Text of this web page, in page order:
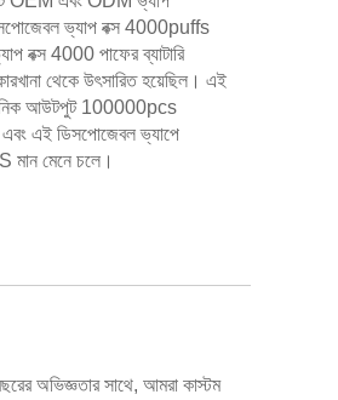
ভ্যাপ বক্স 4000puffs
বক্স 4000 পাফের ব্যাটারি
থেকে উৎসারিত হয়েছিল। এই
আউটপুট 100000pcs
এবং এই ডিসপোজেবল ভ্যাপে
মেনে চলে।
অভিজ্ঞতার সাথে, আমরা কাস্টম